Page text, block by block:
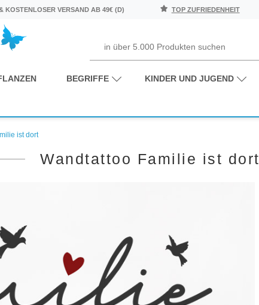
KOSTENLOSER VERSAND AB 49€ (D) TOP ZUFRIEDENHEIT
BEGRIFFE KINDER UND JUGEND
ist dort
Wandtattoo Familie ist dort